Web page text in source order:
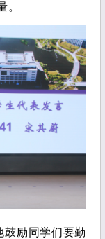
。
鼓励同学们要勤